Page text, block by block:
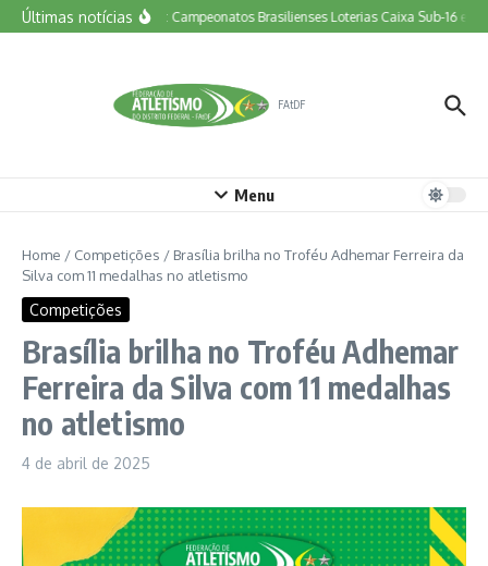
Ir para o conteúdo
Últimas notíciasVem aí: Campeonatos Brasilienses Loterias Caixa Sub-16 e
FAtDF
Menu
Home / Competições / Brasília brilha no Troféu Adhemar Ferreira da
Silva com 11 medalhas no atletismo
Competições
Brasília brilha no Troféu Adhemar
Ferreira da Silva com 11 medalhas
no atletismo
4 de abril de 2025